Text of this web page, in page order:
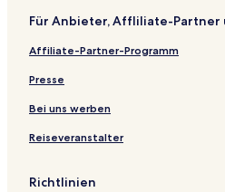
Für Anbieter, Affliliate-Partner
Affiliate-Partner-Programm
Presse
Bei uns werben
Reiseveranstalter
Richtlinien